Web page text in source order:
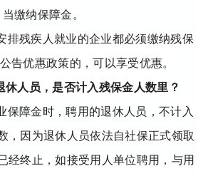
当缴纳保障金。
残疾人就业的企业都必须缴纳残保
告优惠政策的，可以享受优惠。
休人员，是否计入残保金人数里？
障金时，聘用的退休人员，不计入
，因为退休人员依法自社保正式领取
经终止，如接受用人单位聘用，与用